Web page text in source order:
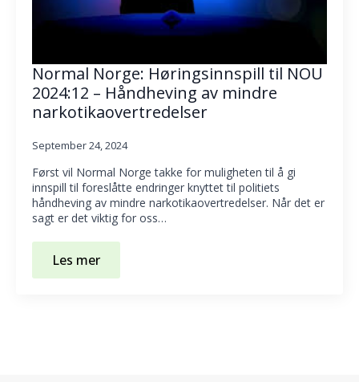
Normal Norge: Høringsinnspill til NOU
2024:12 – Håndheving av mindre
narkotikaovertredelser
September 24, 2024
Først vil Normal Norge takke for muligheten til å gi
innspill til foreslåtte endringer knyttet til politiets
håndheving av mindre narkotikaovertredelser. Når det er
sagt er det viktig for oss…
Les mer